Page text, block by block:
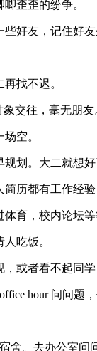
歪歪的纷争。
好友，记住好友
找不迟。
交往，毫无朋友
空。
划。大二就想好
历都有工作经
育，校内论坛等
吃饭。
或者看不起同
hour 问问题
舍。去办公室问